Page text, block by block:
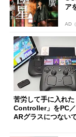
ア
AD
苦労して手に入れ
Controller」をPC
ARグラスにつない